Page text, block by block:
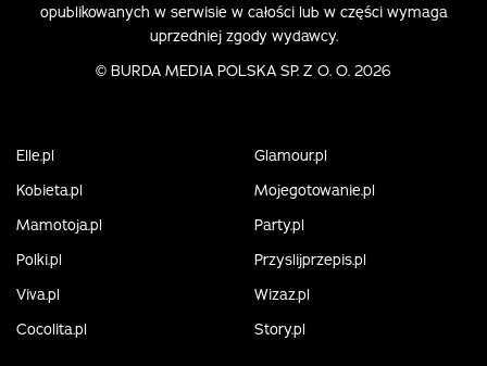
opublikowanych w serwisie w całości lub w części wymaga
uprzedniej zgody wydawcy.
© BURDA MEDIA POLSKA SP. Z O. O. 2026
Elle.pl
Glamour.pl
Kobieta.pl
Mojegotowanie.pl
Mamotoja.pl
Party.pl
Polki.pl
Przyslijprzepis.pl
Viva.pl
Wizaz.pl
Cocolita.pl
Story.pl